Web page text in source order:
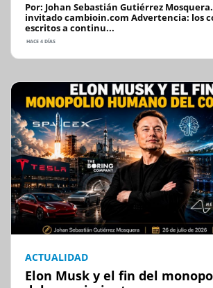
Por: Johan Sebastián Gutiérrez
invitado cambioin.com Advertencia: los
escritos a continu...
HACE 4 DÍAS
ACTUALIDAD
Elon Musk y el fin del